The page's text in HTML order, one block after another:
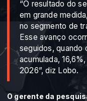
“O resultado do
em grande
no segmento de
Esse avanço
seguidos, quando
acumulada,
2026”, diz Lobo.
O gerente da